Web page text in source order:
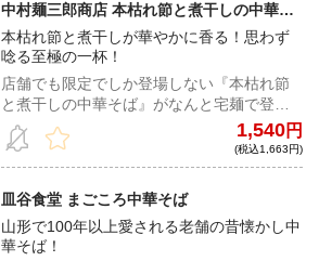
のコラボにて実現した『らくうまっ宅麺 鬼
ラーメン「業火の赤辛味噌」』をイラスト
カード付きでお届け！
中村麺三郎商店 本枯れ節と煮干しの中華そ
ば
本枯れ節と煮干しが華やかに香る！思わず
唸る至極の一杯！
店舗でも限定でしか登場しない『本枯れ節
と煮干しの中華そば』がなんと宅麺で登
場！良質な素材と中村店主の技術力から繰
り出される上品で深みのあるスープはあな
たを必ず唸らせる！
1,540円
(税込1,663円)
皿谷食堂 まごころ中華そば
山形で100年以上愛される老舗の昔懐かし中
華そば！